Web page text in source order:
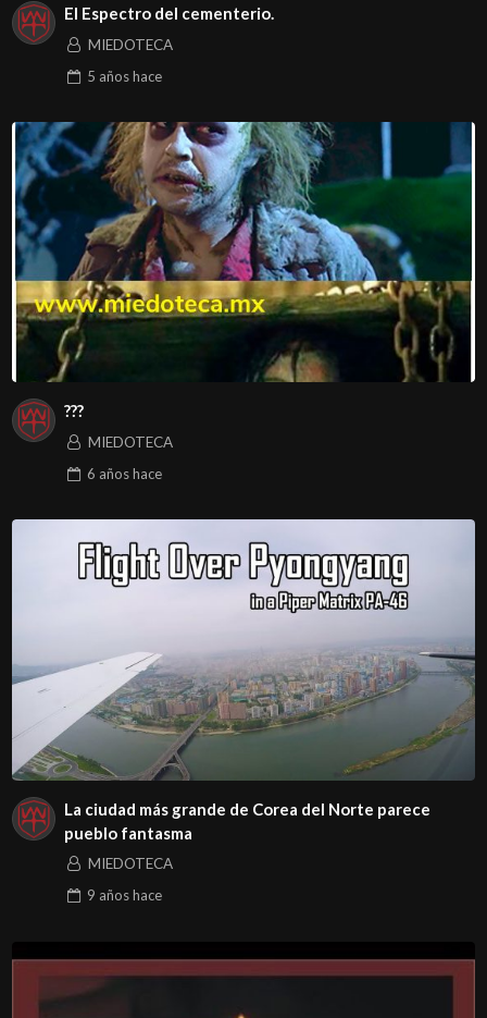
El Espectro del cementerio.
MIEDOTECA
5 añoshace
???
MIEDOTECA
6 añoshace
La ciudad más grande de Corea del Norte parece
pueblo fantasma
MIEDOTECA
9 añoshace